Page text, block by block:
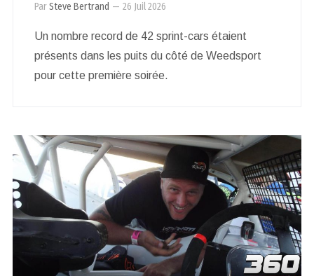
ParSteve Bertrand — 26 Juil 2026
Un nombre record de 42 sprint-cars étaient
présents dans les puits du côté de Weedsport
pour cette première soirée.